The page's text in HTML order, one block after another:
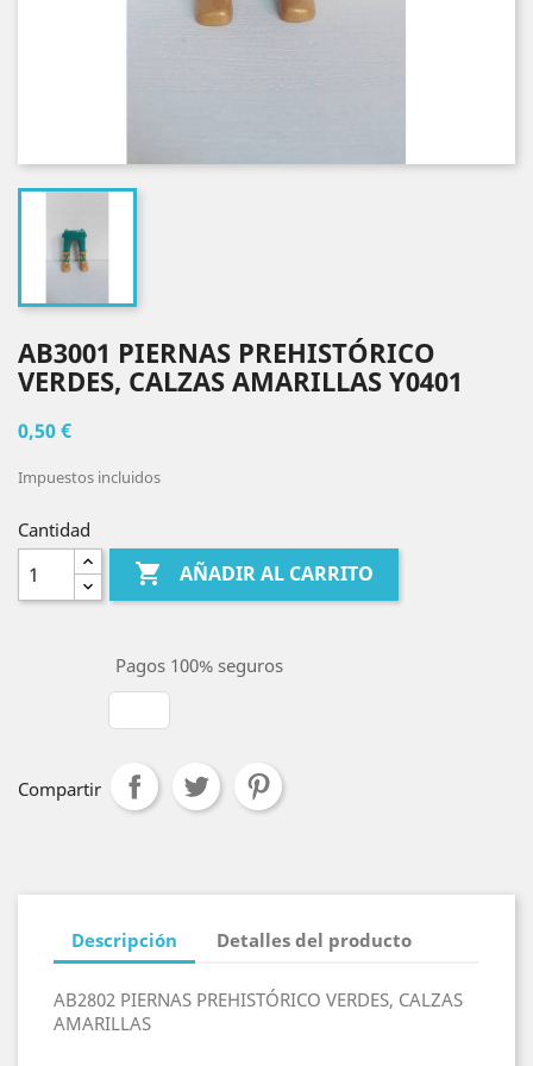
AB3001 PIERNAS PREHISTÓRICO
VERDES, CALZAS AMARILLAS Y0401
0,50 €
Impuestos incluidos
Cantidad
 AÑADIR AL CARRITO
Pagos 100% seguros
Compartir
Descripción Detalles del producto
AB2802 PIERNAS PREHISTÓRICO VERDES, CALZAS
AMARILLAS